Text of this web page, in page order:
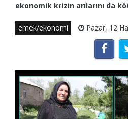
ekonomik krizin arılarını da
emek/ekonomi Pazar, 12